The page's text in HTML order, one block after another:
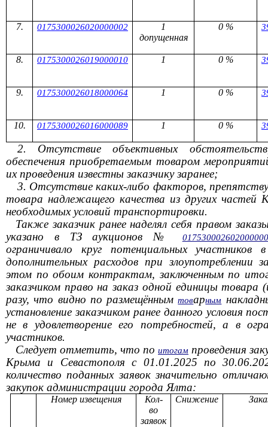
0175300026020000002
1
допущенная
0 %
0175300026019000010 1 0 %
0175300026018000064 1 0 %
0175300026016000089 1 0 %
2. Отсутствие объективных
обеспечения приобретаемым товаром
их проведения известны заказчику заранее;
3. Отсутствие каких-либо факторов,
товара надлежащего качества из других частей
необходимых условий транспортировки.
Также заказчик ранее наделял себя правом
указано в ТЗ аукционов №
ограничивало круг потенциальных участников
дополнительных расходов при злоупотреблении
этом по обоим контрактам, заключенным по
заказчиком право на заказ одной единицы товара
разу, что видно по размещённымтоварным
установление заказчиком ранее данного условия
не в удовлетворение его потребностей, а в
участников.
Следует отметить, что по итогам проведения
Крыма и Севастополя с 01.01.2025 по
количество поданных заявок значительно
закупок администрации города Ялта:
Номер извещения
Кол-
во
заявок
Снижение